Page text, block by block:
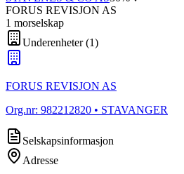
FORUS REVISJON AS
1 morselskap
Underenheter(1)
FORUS REVISJON AS
Org.nr: 982212820 • STAVANGER
Selskapsinformasjon
Adresse